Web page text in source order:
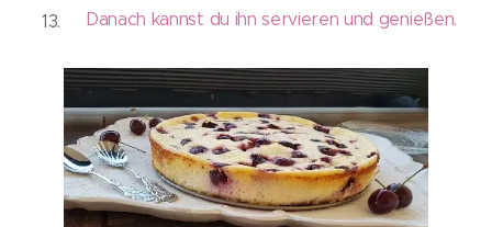
Danach kannst du ihn servieren und genießen.